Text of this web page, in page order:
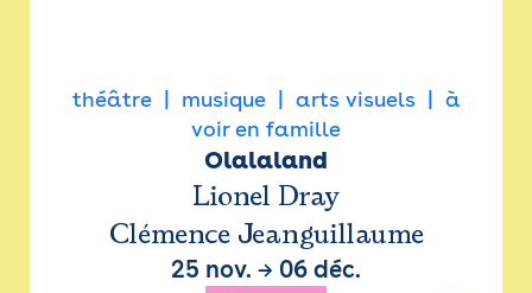
théâtre musique arts visuels
à
voir en famille
Olalaland
Lionel Dray
Clémence Jeanguillaume
25 nov. → 06 déc.